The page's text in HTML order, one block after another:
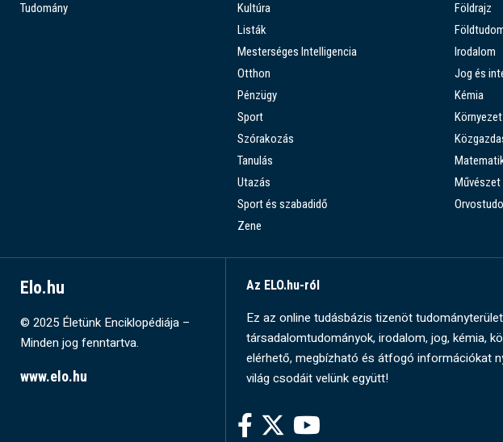
Tudomány
Kultúra
Listák
Mesterséges Intelligencia
Otthon
Pénzügy
Sport
Szórakozás
Tanulás
Utazás
Sport és szabadidő
Zene
Földrajz
Irodalom
Jog és
Kémia
Környezet
Művészet
Elo.hu
© 2025 Életünk Enciklopédiája –
Minden jog fenntartva.
www.elo.hu
Az ELO.hu-ról
Ez az online tudásbázis tizenöt
társadalomtudományok, irodalom, jog, kémia,
elérhető, megbízható és átfogó információkat
világ csodáit velünk együtt!